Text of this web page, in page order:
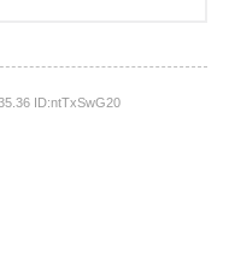
ID:ntTxSwG20